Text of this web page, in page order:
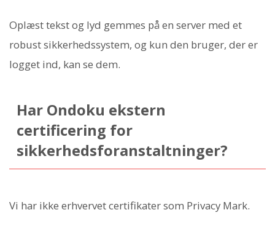
Oplæst tekst og lyd gemmes på en server med et
robust sikkerhedssystem, og kun den bruger, der er
logget ind, kan se dem.
Har Ondoku ekstern
certificering for
sikkerhedsforanstaltninger?
Vi har ikke erhvervet certifikater som Privacy Mark.